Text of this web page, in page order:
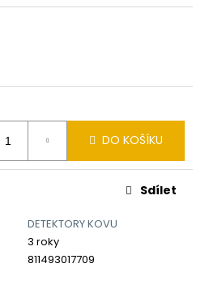
DO KOŠÍKU
DETEKTORY KOVU
3 roky
811493017709
Sdílet